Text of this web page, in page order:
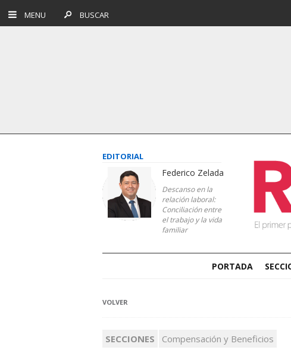
MENU BUSCAR
EDITORIAL
Federico Zelada
Descanso en la
relación laboral:
Conciliación entre
el trabajo y la vida
familiar
PORTADA
VOLVER
SECCIONES Compensación y Beneficios